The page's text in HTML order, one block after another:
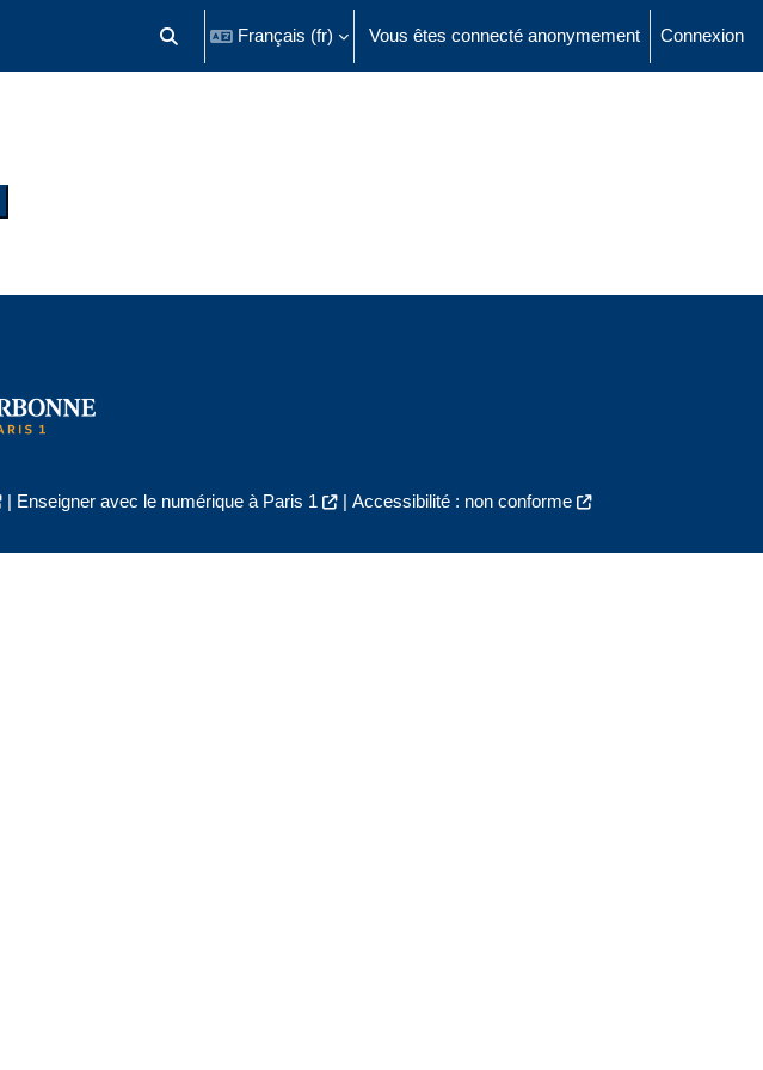
Activer/désactiver la saisie de recherche
Français ‎(fr)‎ Vous êtes connecté anonymement Connexion
| Enseigner avec le numérique à Paris 1 | Accessibilité : non conforme